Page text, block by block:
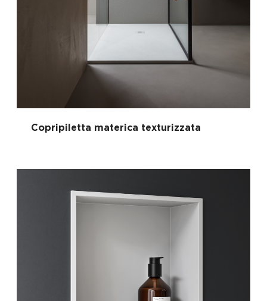
Copripiletta materica texturizzata